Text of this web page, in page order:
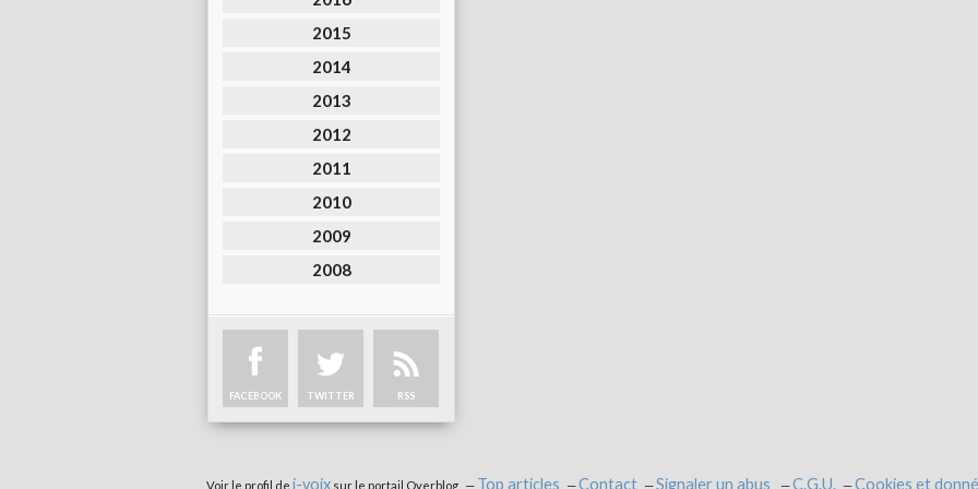
2015
2014
2013
2012
2011
2010
2009
2008
FACEBOOK TWITTER RSS
Voir le profil de i-voixsur le portail Overblog Top articles Contact Signaler un abus C.G.U. Cookies et